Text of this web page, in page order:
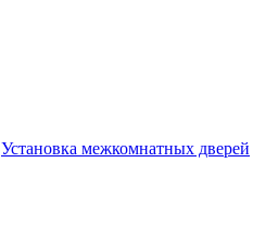
Установка межкомнатных дверей